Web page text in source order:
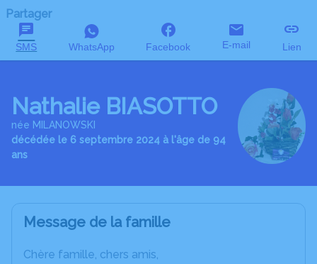
Partager
SMS WhatsApp Facebook E-mail Lien
Nathalie BIASOTTO
née MILANOWSKI
décédée le 6 septembre 2024 à l'âge de 94
ans
Message de la famille
Chère famille, chers amis,